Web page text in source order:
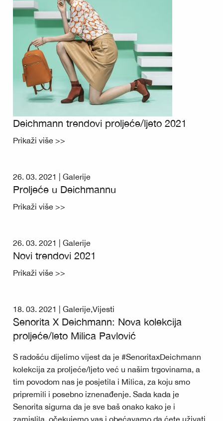
Deichmann trendovi proljeće/ljeto 2021
Prikaži više >>
26. 03. 2021 | Galerije
Proljeće u Deichmannu
Prikaži više >>
26. 03. 2021 | Galerije
Novi trendovi 2021
Prikaži više >>
18. 03. 2021 | Galerije,Vijesti
Senorita X Deichmann: Nova kolekcija
proljeće/leto Milica Pavlović
S radošću dijelimo vijest da je #SenoritaxDeichmann
kolekcija za proljeće/ljeto već u našim trgovinama, a
tim povodom nas je posjetila i Milica, za koju smo
pripremili i posebno iznenađenje. Sada kada je
Senorita sigurna da je sve baš onako kako je i
zamislila, očekujemo vas i obećavamo da ćete uživati